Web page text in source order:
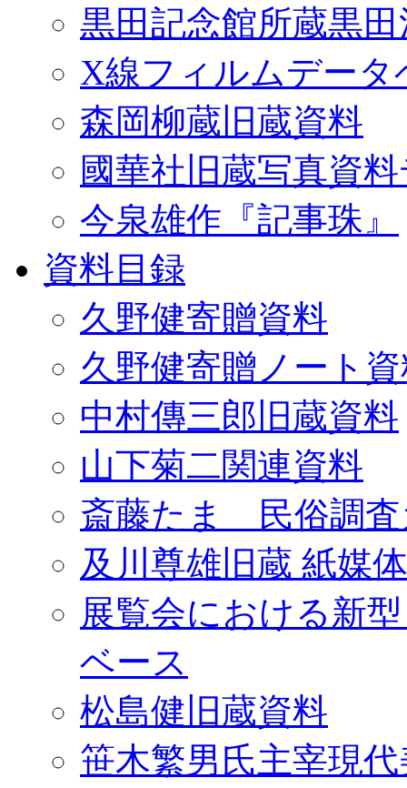
黒田記念館所蔵黒
X線フィルムデータ
森岡柳蔵旧蔵資料
國華社旧蔵写真資
今泉雄作『記事珠』
資料目録
久野健寄贈資料
久野健寄贈ノート
中村傳三郎旧蔵資料
山下菊二関連資料
斎藤たま 民俗調査
及川尊雄旧蔵 紙媒
展覧会における新
ベース
松島健旧蔵資料
笹木繁男氏主宰現